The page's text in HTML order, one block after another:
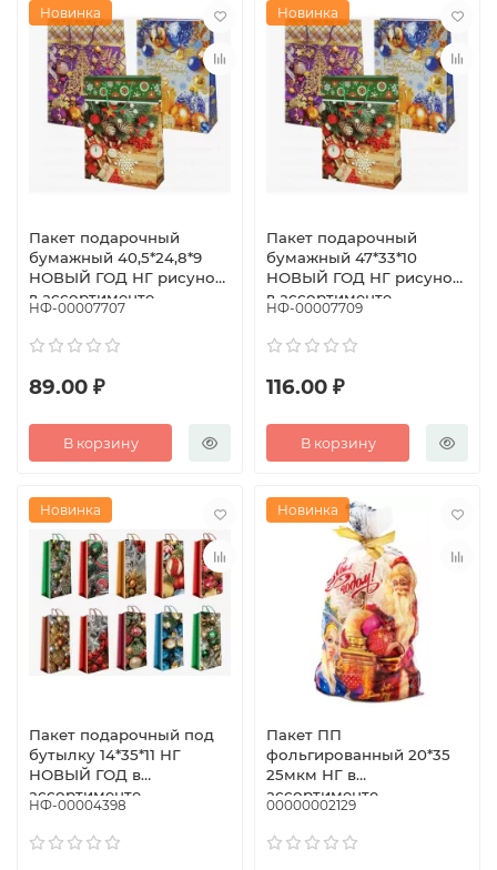
Новинка
Пакет подарочный
бумажный 40,5*24,8*9
НОВЫЙ ГОД НГ рисунок
в ассортименте
НФ-00007707
89.00 ₽
В корзину
Новинка
Пакет подарочный
бумажный 47*33*10
НОВЫЙ ГОД НГ рисунок
в ассортименте
НФ-00007709
116.00 ₽
В корзину
Новинка
Пакет подарочный под
бутылку 14*35*11 НГ
НОВЫЙ ГОД в
ассортименте
НФ-00004398
Новинка
Пакет ПП
фольгированный 20*35
25мкм НГ в
ассортименте
00000002129